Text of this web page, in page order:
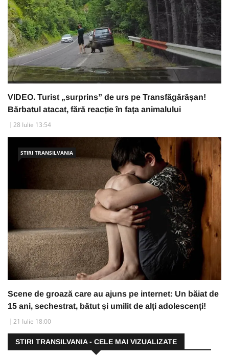
VIDEO. Turist „surprins” de urs pe Transfăgărășan!
Bărbatul atacat, fără reacție în fața animalului
28 Iulie 13:54
STIRI TRANSILVANIA
Scene de groază care au ajuns pe internet: Un băiat de
15 ani, sechestrat, bătut și umilit de alți adolescenți!
21 Iulie 18:00
STIRI TRANSILVANIA - CELE MAI VIZUALIZATE